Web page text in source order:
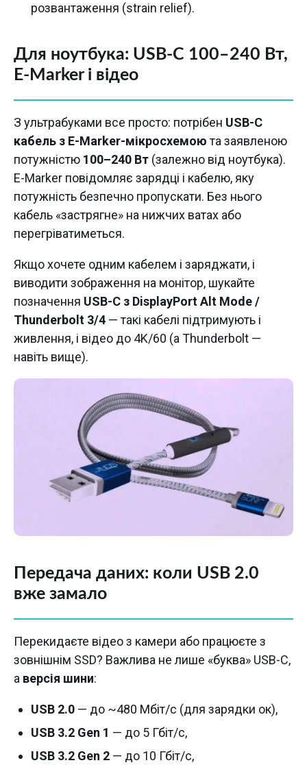
розвантаження (strain relief).
Для ноутбука: USB-C 100–240 Вт,
E-Marker і відео
З ультрабуками все просто: потрібен USB-C
кабель з E-Marker-мікросхемоюта заявленою
потужністю 100–240 Вт (залежно від ноутбука).
E-Marker повідомляє зарядці і кабелю, яку
потужність безпечно пропускати. Без нього
кабель «застрягне» на нижчих ватах або
перегріватиметься.
Якщо хочете одним кабелем і заряджати, і
виводити зображення на монітор, шукайте
позначення USB-C з DisplayPort Alt Mode /
Thunderbolt 3/4 — такі кабелі підтримують і
живлення, і відео до 4K/60 (а Thunderbolt —
навіть вище).
Передача даних: коли USB 2.0
вже замало
Перекидаєте відео з камери або працюєте з
зовнішнім SSD? Важлива не лише «буква» USB-C,
а версія шини:
USB 2.0 — до ~480 Мбіт/с (для зарядки ок),
USB 3.2 Gen 1 — до 5 Гбіт/с,
USB 3.2 Gen 2 — до 10 Гбіт/с,